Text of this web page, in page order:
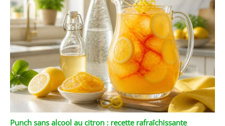
Punch sans alcool au citron : recette rafraîchissante